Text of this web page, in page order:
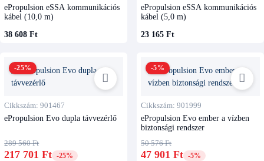
ePropulsion eSSA kommunikációs
kábel (10,0 m)
38 608 Ft
ePropulsion eSSA kommunikációs
kábel (5,0 m)
23 165 Ft
-25%
Cikkszám: 901467
ePropulsion Evo dupla távvezérlő
289 560 Ft
217 701 Ft -25%
-5%
Cikkszám: 901999
ePropulsion Evo ember a vízben
biztonsági rendszer
50 576 Ft
47 901 Ft -5%